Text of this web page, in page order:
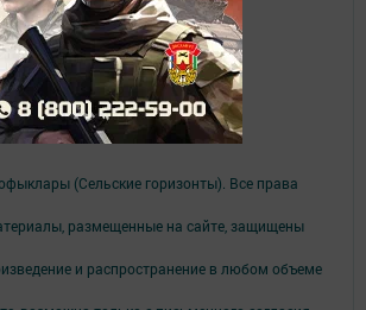
(Сельские горизонты). Все права
размещенные на сайте, защищены
и распространение в любом объеме
(843) 222 09 84